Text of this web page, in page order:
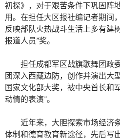
初探》，对于艰苦条件下巩固阵
用。在担任大区报社编记者期间
反映部队火热战斗生活上多有建
报道人员”奖。
担任成都军区战旗歌舞团政
团深入西藏边防，创作并演出大
国家文化部大奖，被中央首长和
动情的表演”。
近年来，大胆探索市场经济
体制和德育教育新途径，先后写